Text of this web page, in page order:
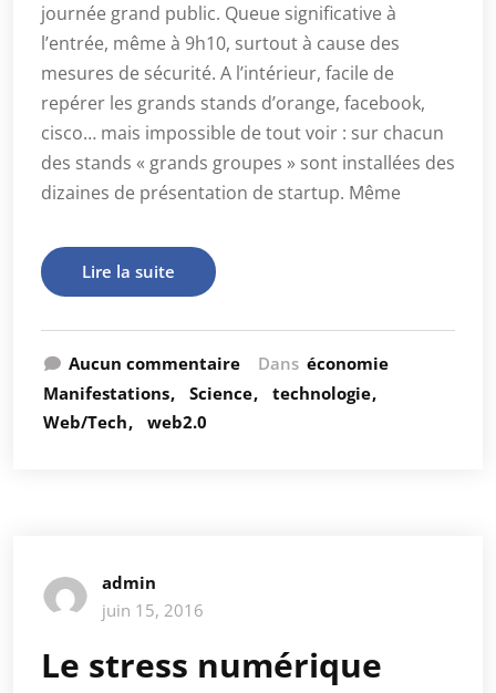
journée grand public. Queue significative à
l’entrée, même à 9h10, surtout à cause des
mesures de sécurité. A l’intérieur, facile de
repérer les grands stands d’orange, facebook,
cisco… mais impossible de tout voir : sur chacun
des stands « grands groupes » sont installées des
dizaines de présentation de startup. Même
Lire la suite
Aucun commentaire Dans économie
Manifestations
Science
technologie
Web/Tech
web2.0
admin
juin 15, 2016
Le stress numérique